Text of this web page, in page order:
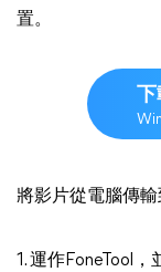
置。
將影片從電腦傳輸
1. 運作FoneTool，